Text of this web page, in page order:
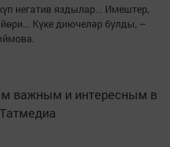
негатив яздылар... Имештер,
Күке диючеләр булды, –
важным и интересным в
Татмедиа